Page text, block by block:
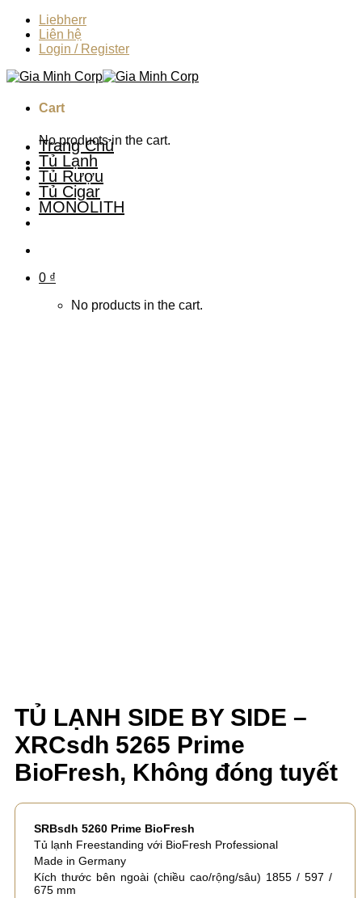
Skip
content
Liebherr
Liên hệ
Login / Register
Cart
No products in the cart.
Trang Chủ
Tủ Lạnh
Tủ Rượu
Tủ Cigar
MONOLITH
0 ₫
No products in the cart.
TỦ LẠNH SIDE BY SIDE –
XRCsdh 5265 Prime
BioFresh, Không đóng tuyết
SRBsdh 5260 Prime BioFresh
Tủ lạnh Freestanding với BioFresh Professional
Made in Germany
Kích thước bên ngoài (chiều cao/rộng/sâu) 1855 / 597 /
675 mm